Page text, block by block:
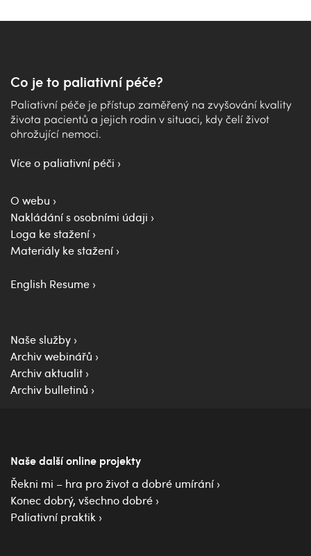
Co je to paliativní péče?
Paliativní péče je přístup zaměřený na zvyšování kvality
života pacientů a jejich rodin v situaci, kdy čelí život
ohrožující nemoci.
Více o paliativní péči
O webu
Nakládání s osobními údaji
Loga ke stažení
Materiály ke stažení
English Resume
Naše služby
Archiv webinářů
Archiv aktualit
Archiv bulletinů
Naše další online projekty
Řekni mi – hra pro život a dobré umírání
Konec dobrý, všechno dobré
Paliativní praktik